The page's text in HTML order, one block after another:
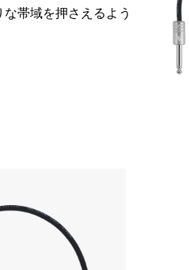
帯域を押さえるよう